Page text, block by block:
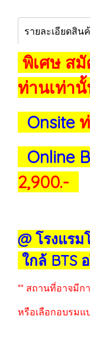
รายละเอียดสิน
พิเศษ ส
ท่านเท่า
Onsite
Online
2,900.-
@ โรงแร
ใกล้ BTS
** สถานที่อาจมีก
หรือเลือกอบรมแ